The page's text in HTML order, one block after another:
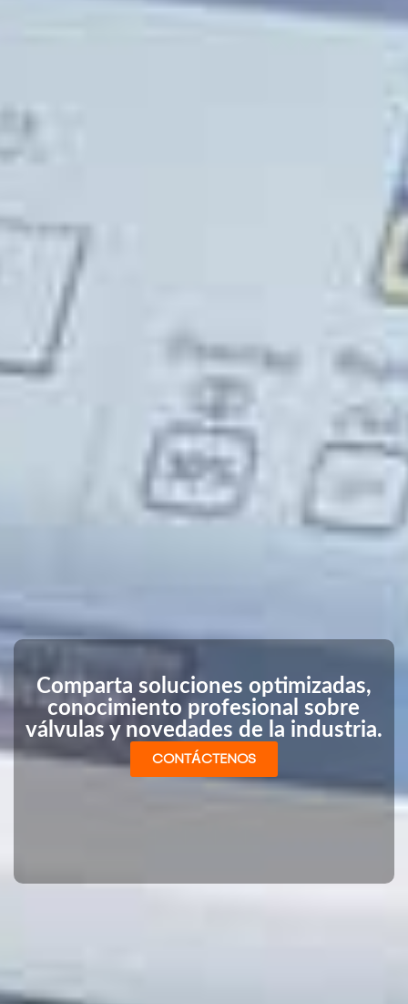
Comparta soluciones optimizadas,
conocimiento profesional sobre
válvulas y novedades de la industria.
CONTÁCTENOS